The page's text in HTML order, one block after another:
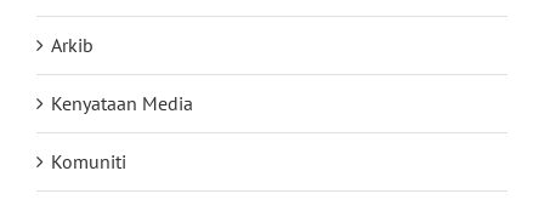
Arkib
Kenyataan Media
Komuniti